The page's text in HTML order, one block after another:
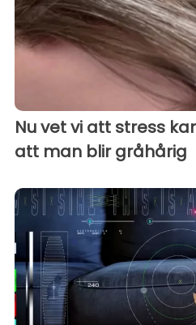
Nu vet vi att stress
att man blir gråhårig